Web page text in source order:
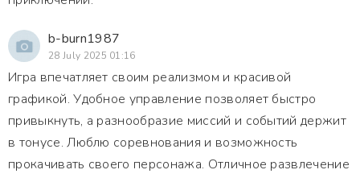
b-burn1987
28 July 2025 01:16
Игра впечатляет своим реализмом и красивой
графикой. Удобное управление позволяет быстро
привыкнуть, а разнообразие миссий и событий держит
в тонусе. Люблю соревнования и возможность
прокачивать своего персонажа. Отличное развлечение